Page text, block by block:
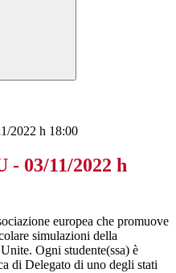
2022 h 18:00
03/11/2022 h
europea che promuove
simulazioni della
Ogni studente(ssa) è
di Delegato di uno degli stati